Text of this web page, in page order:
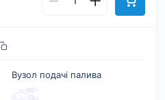
Вузол подачі палива